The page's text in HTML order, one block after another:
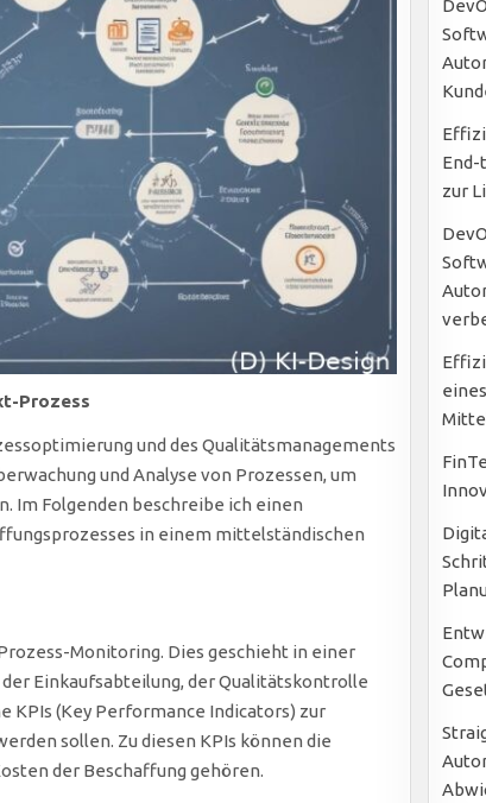
Prozess
und des Qualitätsmanagements
und Analyse von Prozessen, um
Im Folgenden beschreibe ich einen
in einem mittelständischen
Monitoring. Dies geschieht in einer
Einkaufsabteilung, der Qualitätskontrolle
KPIs (Key Performance Indicators) zur
sollen. Zu diesen KPIs können die
der Beschaffung gehören.
End-
zur